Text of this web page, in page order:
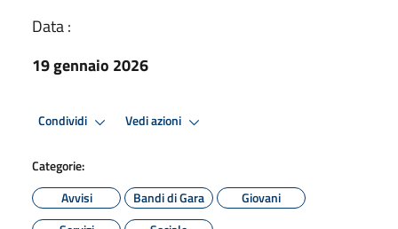
Data :
19 gennaio 2026
Condividi Vedi azioni
Categorie:
Avvisi
Bandi di Gara
Giovani